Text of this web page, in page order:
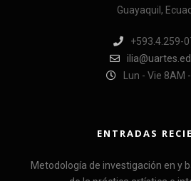
Guayaquil,
+593.4.259-
Lun - Vie 8AM
ENTRADAS
Metodología de investigación en y